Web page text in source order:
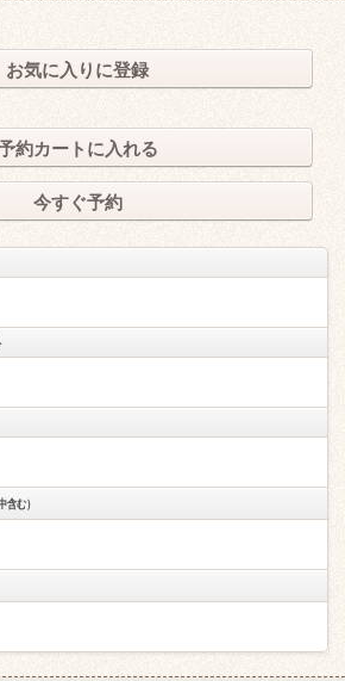
お気に入りに登録
約カートに入れる
今すぐ予約
含む）